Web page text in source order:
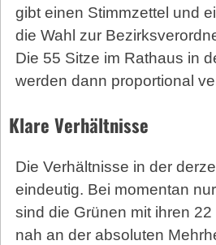
gibt einen Stimmzettel und
die Wahl zur
Die 55 Sitze im Rathaus in
werden dann proportional
Klare Verhältnisse
Die Verhältnisse in der
eindeutig. Bei momentan
sind die Grünen mit ihren
nah an der absoluten